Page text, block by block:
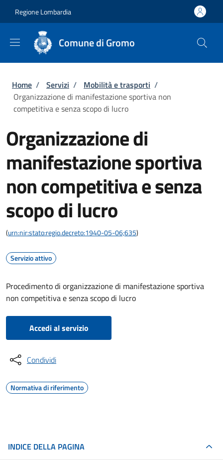
Regione Lombardia
Comune di Gromo
Briciole di pane
Home / Servizi / Mobilità e trasporti /
Organizzazione di manifestazione sportiva non
competitiva e senza scopo di lucro
Organizzazione di
manifestazione sportiva
non competitiva e senza
scopo di lucro
(urn:nir:stato:regio.decreto:1940-05-06;635)
Servizio attivo
Procedimento di organizzazione di manifestazione sportiva
non competitiva e senza scopo di lucro
Accedi al servizio
Condividi
Normativa di riferimento
INDICE DELLA PAGINA